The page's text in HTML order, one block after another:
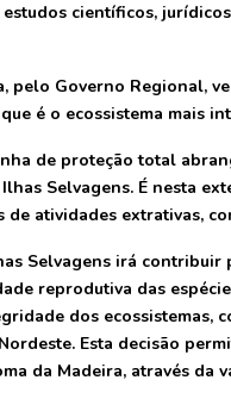
científicos,
pelo Governo Regional,
é o ecossistema mais
de proteção total
Selvagens. É nesta
atividades extrativas,
Selvagens irá contribuir
reprodutiva das
dos ecossistemas,
Esta decisão
da Madeira, através da